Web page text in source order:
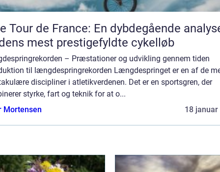
Tour de France: En dybdegående
mest prestigefyldte cykelløb
– Præstationer og udvikling gennem tiden
til længdespringrekorden Længdespringet er en af de
discipliner i atletikverdenen. Det er en sportsgren, der
styrke, fart og teknik for at o...
Mortensen
18 januar